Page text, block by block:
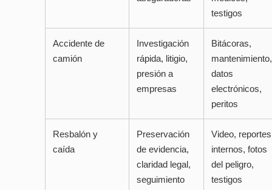
testigos
Accidente de
camión
Investigación
rápida, litigio,
presión a
empresas
Bitácoras,
mantenimiento,
datos
electrónicos,
peritos
Resbalón y
caída
Preservación
de evidencia,
claridad legal,
seguimiento
Video, reportes
internos, fotos
del peligro,
testigos